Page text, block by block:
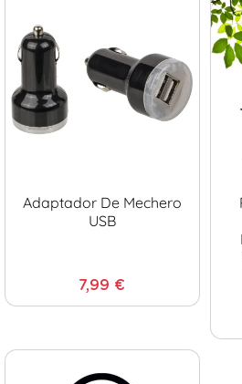
Adaptador De Mechero
USB
7,99 €